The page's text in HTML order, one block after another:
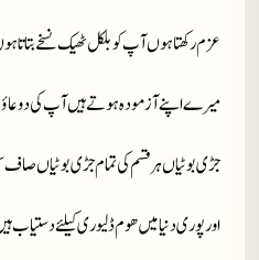
عزم رکھتا ہوں آپ کو بلکل ٹھیک نسخے بتاتا
میرے اپنے آزمودہ ہوتے ہیں آپ کی
جڑی بوٹیاں ہر قسم کی تمام جڑی بوٹیاں صاف
اور پوری دنیا میں ھوم ڈلیوری کیلئے دستیاب